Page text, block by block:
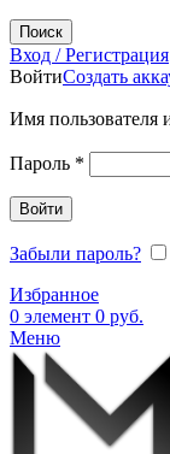
Поиск
Вход / Регистрация
ВойтиСоздать
Имя пользователя
Пароль *
Войти
Забыли пароль?
Избранное
0 элемент 0 руб.
Меню